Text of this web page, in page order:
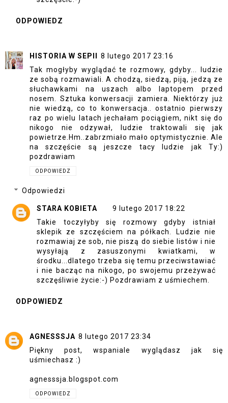
ODPOWIEDZ
HISTORIA W SEPII
8 lutego 2017 23:16
Tak mogłyby wyglądać te rozmowy, gdyby... ludzie
ze sobą rozmawiali. A chodzą, siedzą, piją, jedzą ze
słuchawkami na uszach albo laptopem przed
nosem. Sztuka konwersacji zamiera. Niektórzy już
nie wiedzą, co to konwersacja.. ostatnio pierwszy
raz po wielu latach jechałam pociągiem, nikt się do
nikogo nie odzywał, ludzie traktowali się jak
powietrze.Hm..zabrzmiało mało optymistycznie. Ale
na szczęście są jeszcze tacy ludzie jak Ty:)
pozdrawiam
ODPOWIEDZ
Odpowiedzi
STARA KOBIETA
9 lutego 2017 18:22
Takie toczyłyby się rozmowy gdyby istniał
sklepik ze szczęściem na półkach. Ludzie nie
rozmawiaj ze sob, nie piszą do siebie listów i nie
wysyłają z zasuszonymi kwiatkami, w
środku...dlatego trzeba się temu przeciwstawiać
i nie bacząc na nikogo, po swojemu przeżywać
szczęśliwie życie:-) Pozdrawiam z uśmiechem.
ODPOWIEDZ
AGNESSSJA 8 lutego 2017 23:34
Piękny post, wspaniale wyglądasz jak się
uśmiechasz :)
agnesssja.blogspot.com
ODPOWIEDZ